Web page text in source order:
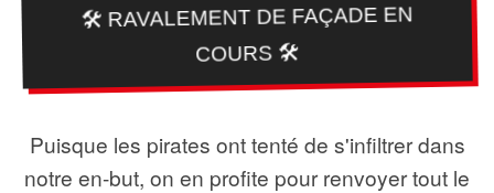
🛠️ RAVALEMENT DE FAÇADE EN
COURS 🛠️
Puisque les pirates ont tenté de s'infiltrer dans
notre en-but, on en profite pour renvoyer tout le